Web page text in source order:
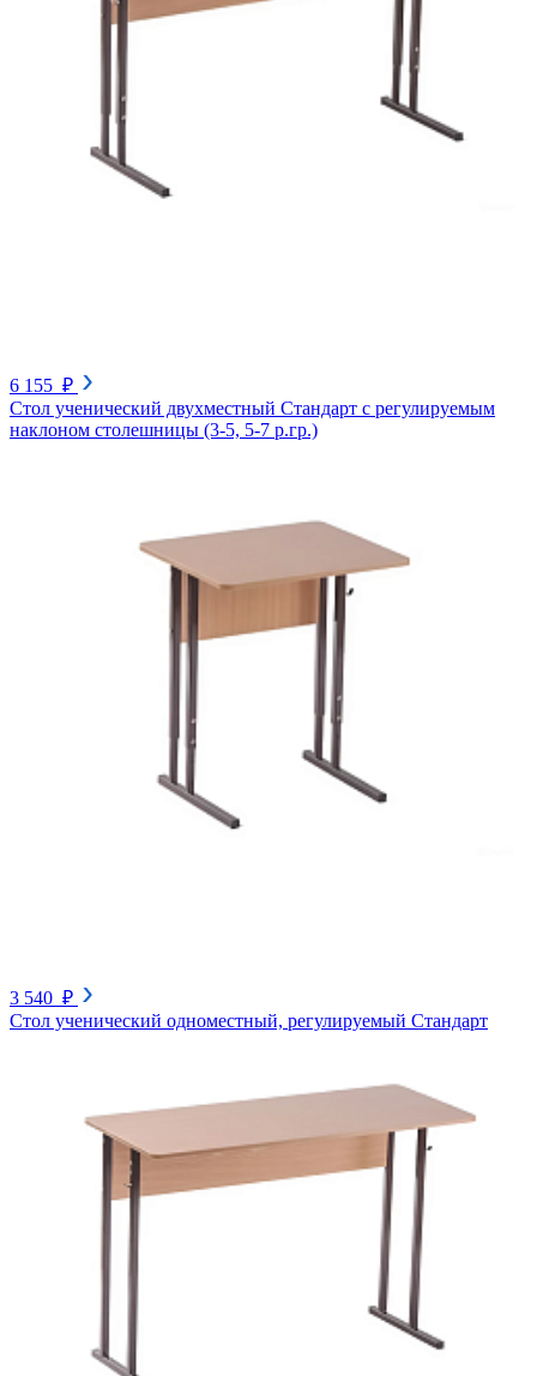
6 155 ₽
Стол ученический двухместный Стандарт с регулируемым
наклоном столешницы (3-5, 5-7 р.гр.)
3 540 ₽
Стол ученический одноместный, регулируемый Стандарт